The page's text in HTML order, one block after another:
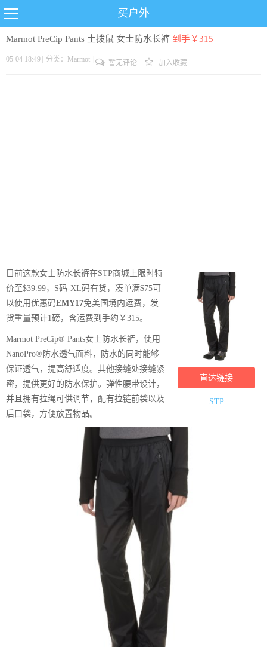
买户外
Marmot PreCip Pants 土拨鼠 女士防水长裤 到手￥315
05-04 18:49 分类： Marmot 暂无评论 加入收藏
直达链接
STP
目前这款女士防水长裤在STP商城上限时特
价至$39.99，S码-XL码有货，凑单满$75可
以使用优惠码EMY17免美国境内运费，发
货重量预计1磅，含运费到手约￥315。
Marmot PreCip® Pants女士防水长裤，使用
NanoPro®防水透气面料，防水的同时能够
保证透气，提高舒适度。其他接缝处接缝紧
密，提供更好的防水保护。弹性腰带设计，
并且拥有拉绳可供调节，配有拉链前袋以及
后口袋，方便放置物品。